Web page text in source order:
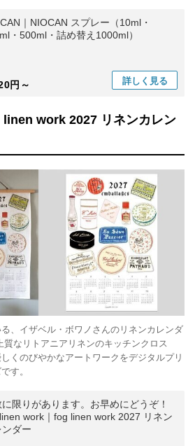
｜NIOCAN スプレー（10ml・
・500ml・詰め替え1000ml）
円～ 詳しく 見る
linen work 2027 リネンカレン
、イザベル・ボワノさんのリネンカレンダ
なリトアニアリネンのキッチンクロス
くのびやかなアートワークをデジタルプリ
す。
限りがあります。お早めにどうぞ！
work｜fog linen work 2027 リネン
ンダー